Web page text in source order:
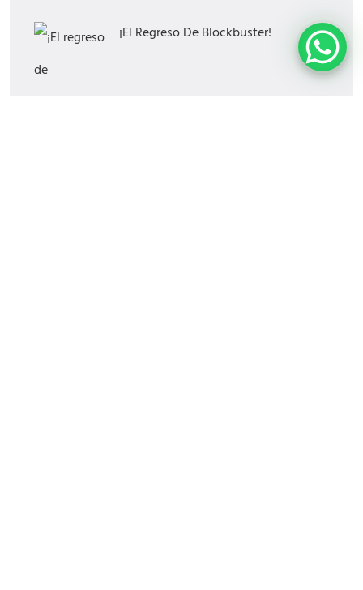
¡El Regreso De Blockbuster!